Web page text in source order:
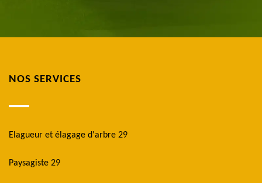
NOS SERVICES
Elagueur et élagage d'arbre 29
Paysagiste 29